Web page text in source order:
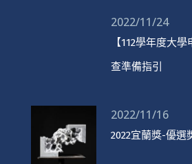
2022/11/24
【112學年度大
查準備指引
2022/11/16
2022宜蘭獎-優選